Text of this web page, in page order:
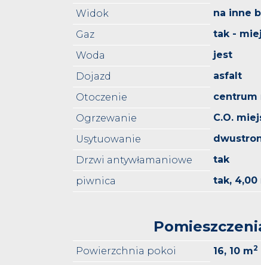
Widok
na inne
Gaz
tak -
Woda
jest
Dojazd
asfalt
Otoczenie
centrum
Ogrzewanie
C.O.
Usytuowanie
Drzwi antywłamaniowe
tak
piwnica
tak, 4,00
Powierzchnia pokoi 16, 10 m2